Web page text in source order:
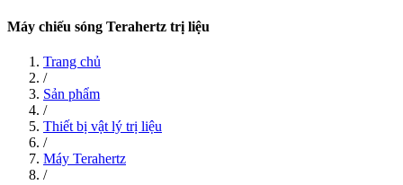
Máy chiếu sóng Terahertz trị liệu
Trang chủ
/
Sản phẩm
/
Thiết bị vật lý trị liệu
/
Máy Terahertz
/